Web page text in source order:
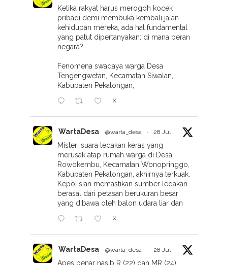
Ketika rakyat harus merogoh kocek
pribadi demi membuka kembali jalan
kehidupan mereka, ada hal fundamental
yang patut dipertanyakan: di mana peran
negara?
Fenomena swadaya warga Desa
Tengengwetan, Kecamatan Siwalan,
Kabupaten Pekalongan,
X
WartaDesa @warta_desa · 28 Jul
Misteri suara ledakan keras yang
merusak atap rumah warga di Desa
Rowokembu, Kecamatan Wonopringgo,
Kabupaten Pekalongan, akhirnya terkuak.
Kepolisian memastikan sumber ledakan
berasal dari petasan berukuran besar
yang dibawa oleh balon udara liar dan
X
WartaDesa @warta_desa · 28 Jul
Apes benar nasib R (22) dan MR (24).